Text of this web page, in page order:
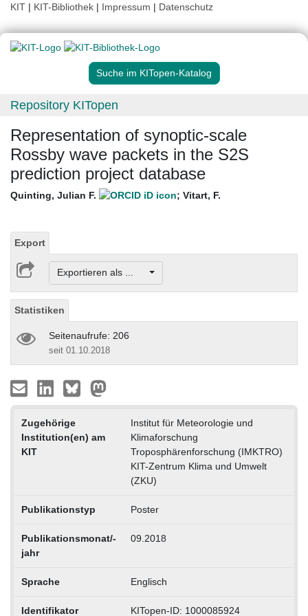
KIT | KIT-Bibliothek | Impressum | Datenschutz
Suche im KITopen-Katalog
Repository KITopen
Representation of synoptic-scale
Rossby wave packets in the S2S
prediction project database
Quinting, Julian F. ; Vitart, F.
Export
Exportieren als ...
Statistiken
Seitenaufrufe: 206
seit 01.10.2018
Zugehörige
Institution(en) am
KIT
Institut für Meteorologie und
Klimaforschung
Troposphärenforschung (IMKTRO)
KIT-Zentrum Klima und Umwelt
(ZKU)
Publikationstyp Poster
Publikationsmonat/-
jahr
09.2018
Sprache Englisch
Identifikator KITopen-ID: 1000085924